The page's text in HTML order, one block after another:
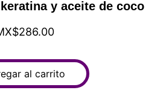
y aceite de coco
al carrito